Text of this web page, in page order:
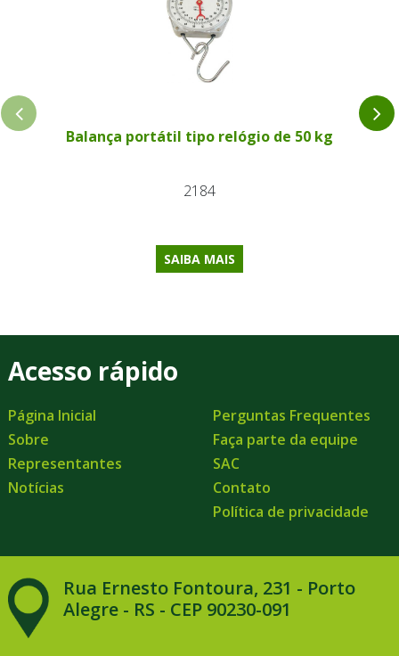
Balança portátil tipo relógio de 50 kg
2184
SAIBA MAIS
Acesso rápido
Página Inicial
Sobre
Representantes
Notícias
Perguntas Frequentes
Faça parte da equipe
SAC
Contato
Política de privacidade
Rua Ernesto Fontoura, 231 - Porto
Alegre - RS - CEP 90230-091